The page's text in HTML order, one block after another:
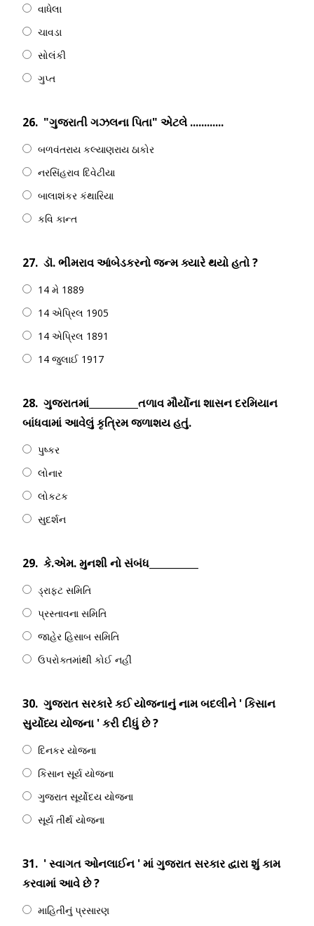
વાધેલા
ચાવડા
સોલંકી
ગુપ્ત
26. "ગુજરાતી ગઝલના પિતા" એટલે ............
બળવંતરાય કલ્યાણરાય ઠાકોર
નરસિંહરાવ દિવેટીયા
બાલાશંકર કંથારિયા
કવિ કાન્ત
27. ડૉ. ભીમરાવ આંબેડકરનો જન્મ ક્યારે થયો હતો ?
14 મે 1889
14 એપ્રિલ 1905
14 એપ્રિલ 1891
14 જુલાઈ 1917
28. ગુજરાતમાં__________તળાવ મૌર્યોના શાસન દરમિયાન
બાંધવામાં આવેલું કૃત્રિમ જળાશય હતું.
પુષ્કર
લોનાર
લોકટક
સુદર્શન
29. કે.એમ. મુનશી નો સંબંધ__________
ડ્રાફ્ટ સમિતિ
પ્રસ્તાવના સમિતિ
જાહેર હિસાબ સમિતિ
ઉપરોક્તમાંથી કોઈ નહીં
30. ગુજરાત સરકારે કઈ યોજનાનું નામ બદલીને ' કિસાન
સુર્યોધ્ય યોજના ' કરી દીધું છે ?
દિનકર યોજના
કિસાન સૂર્ય યોજના
ગુજરાત સૂર્યોદય યોજના
સૂર્ય તીર્થ યોજના
31. ' સ્વાગત ઓનલાઈન ' માં ગુજરાત સરકાર દ્વારા શું કામ
કરવામાં આવે છે ?
માહિતીનું પ્રસારણ